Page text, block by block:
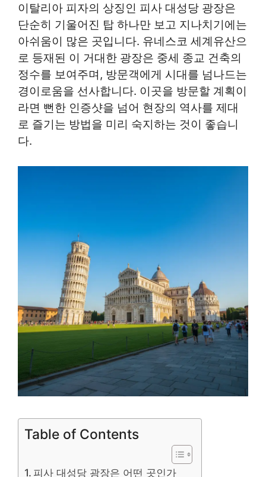
이탈리아 피자의 상징인 피사 대성당 광장은
단순히 기울어진 탑 하나만 보고 지나치기에는
아쉬움이 많은 곳입니다. 유네스코 세계유산으
로 등재된 이 거대한 광장은 중세 종교 건축의
정수를 보여주며, 방문객에게 시대를 넘나드는
경이로움을 선사합니다. 이곳을 방문할 계획이
라면 뻔한 인증샷을 넘어 현장의 역사를 제대
로 즐기는 방법을 미리 숙지하는 것이 좋습니
다.
Table of Contents
피사 대성당 광장은 어떤 곳인가